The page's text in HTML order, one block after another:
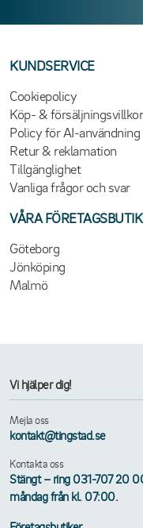
KUNDSERVICE
Cookiepolicy
Köp- & försäljningsvillkor
Policy för AI-användning
Retur & reklamation
Tillgänglighet
Vanliga frågor och svar
VÅRA
Göteborg
Jönköping
Malmö
Vi hjälper dig!
Mejla oss
kontakt@tingstad.se
Kontakta oss
Stängt – ring 031-707 20
måndag från kl. 07:00.